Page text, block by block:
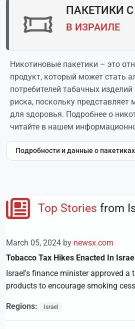
ПАКЕТИКИ
В ИЗРАИЛЕ
Никотиновые пакетики – это
продукт, который может стать
потребителей табачных
риска, поскольку
для здоровья. Подробнее о
читайте в нашем
Подробности и данные о
Top Stories from
March 05, 2024 by newsx.com
Tobacco Tax Hikes Enacted In
Israel's finance minister approved a
products to encourage smoking
Regions: Israel